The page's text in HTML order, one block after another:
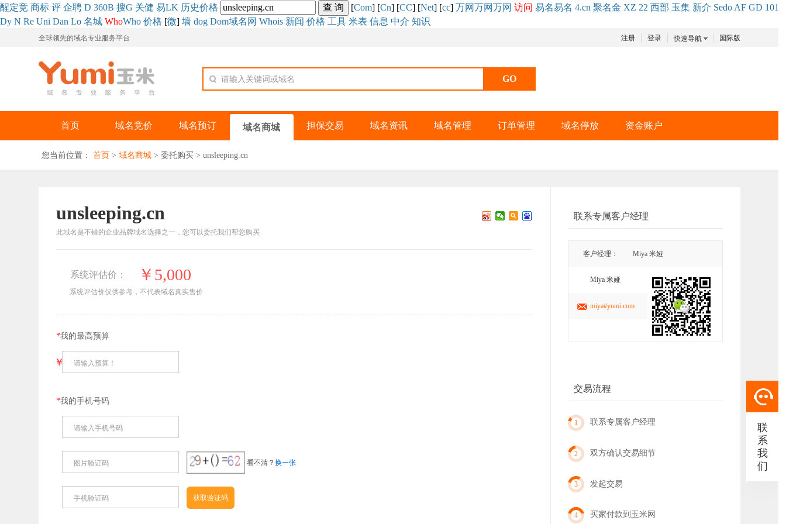
醒定竞 商标 评 企聘 D 360B 搜G 关健 易LK 历史价格 [Com] [Cn] [CC] [Net] [cc] 万网万网万网 访问 易名易名 4.cn 聚名金 XZ 22 西部 玉集 新介 Sedo AF GD 101
Dy N Re Uni Dan Lo 名城 WhoWho 价格 [微] 墙 dog Dom域名网 Whois 新闻 价格 工具 米表 信息 中介 知识